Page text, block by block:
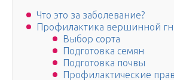
Что это за заболевание?
Профилактика вершинной
Выбор сорта
Подготовка семян
Подготовка почвы
Профилактические